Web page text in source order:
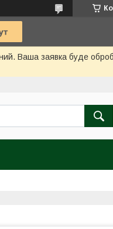
Ваша заявка буде